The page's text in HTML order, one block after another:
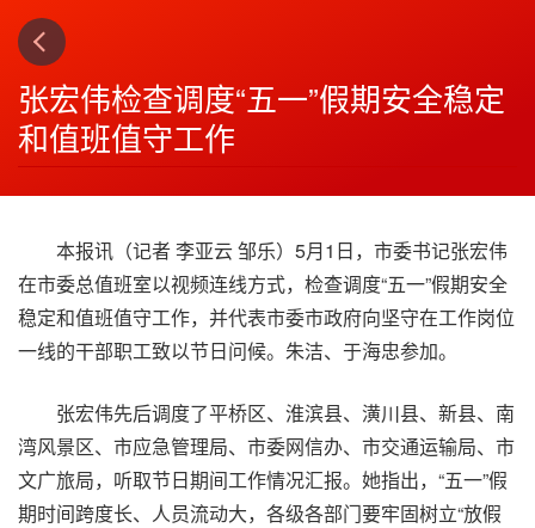
张宏伟检查调度“五一”假期安全稳定
和值班值守工作
本报讯（记者 李亚云 邹乐）5月1日，市委书记张宏伟
在市委总值班室以视频连线方式，检查调度“五一”假期安全
稳定和值班值守工作，并代表市委市政府向坚守在工作岗位
一线的干部职工致以节日问候。朱洁、于海忠参加。
张宏伟先后调度了平桥区、淮滨县、潢川县、新县、南
湾风景区、市应急管理局、市委网信办、市交通运输局、市
文广旅局，听取节日期间工作情况汇报。她指出，“五一”假
期时间跨度长、人员流动大，各级各部门要牢固树立“放假